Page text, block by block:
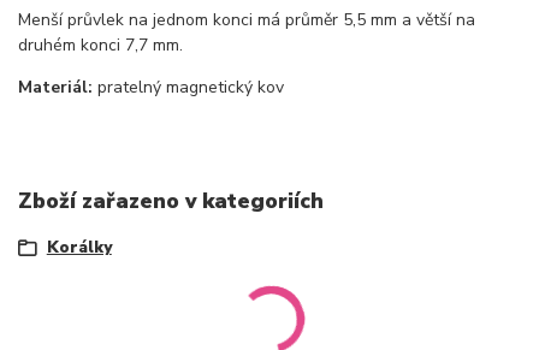
Menší průvlek na jednom konci má průměr 5,5 mm a větší na
druhém konci 7,7 mm.
Materiál: pratelný magnetický kov
Zboží zařazeno v kategoriích
Korálky